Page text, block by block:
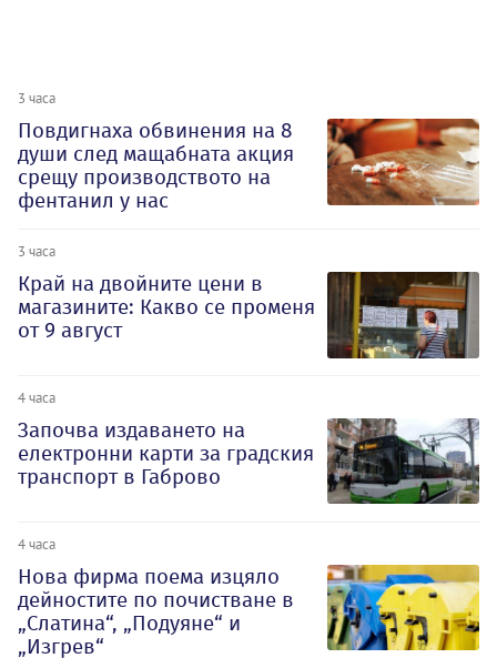
3 часа
Повдигнаха обвинения на 8
души след мащабната акция
срещу производството на
фентанил у нас
3 часа
Край на двойните цени в
магазините: Какво се променя
от 9 август
4 часа
Започва издаването на
електронни карти за градския
транспорт в Габрово
4 часа
Нова фирма поема изцяло
дейностите по почистване в
„Слатина“, „Подуяне“ и
„Изгрев“